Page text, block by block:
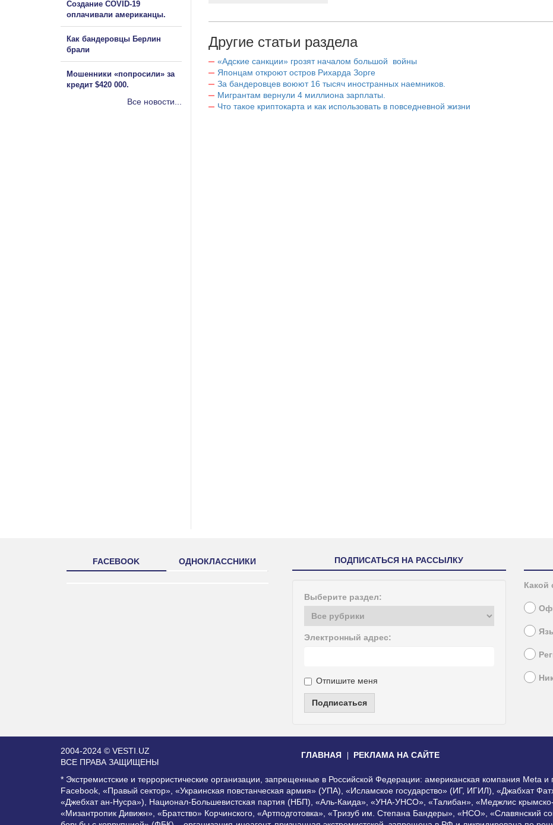
Другие статьи раздела
«Адские санкции» грозят началом большой войны
Японцам откроют остров Рихарда Зорге
За бандеровцев воюют 16 тысяч иностранных наемников.
Мигрантам вернули 4 миллиона зарплаты.
Что такое криптокарта и как использовать в повседневной жизни
Создание COVID-19
оплачивали американцы.
Как бандеровцы Берлин
брали
Мошенники «попросили» за
кредит $420 000.
Все новости...
FACEBOOK ОДНОКЛАССНИКИ ПОДПИСАТЬСЯ НА РАССЫЛКУ
Выберите раздел:
Электронный адрес:
Отпишите меня
Подписаться
Какой
2004-2024 © VESTI.UZ
ВСЕ ПРАВА ЗАЩИЩЕНЫ
ГЛАВНАЯ РЕКЛАМА НА САЙТЕ
* Экстремистские и террористические организации, запрещенные в Российской Федерации: американская компания Meta
Facebook, «Правый сектор», «Украинская повстанческая армия» (УПА), «Исламское государство» (ИГ, ИГИЛ), «Джабхат
«Джебхат ан-Нусра»), Национал-Большевистская партия (НБП), «Аль-Каида», «УНА-УНСО», «Талибан», «Меджлис крымско-
«Мизантропик Дивижн», «Братство» Корчинского, «Артподготовка», «Тризуб им. Степана Бандеры», «НСО», «Славянский